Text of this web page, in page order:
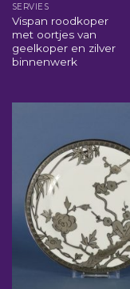
SERVIES
Vispan roodkoper
met oortjes van
geelkoper en zilver
binnenwerk